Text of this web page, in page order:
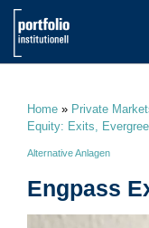
Home » Private
Equity: Exits,
Alternative Anlagen
Engpass